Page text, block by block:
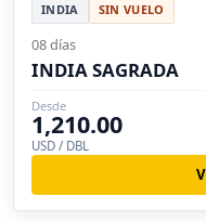
INDIA SIN VUELO
08 días
INDIA SAGRADA
Desde
1,210.00
USD / DBL